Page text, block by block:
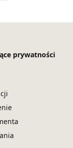
prywatności